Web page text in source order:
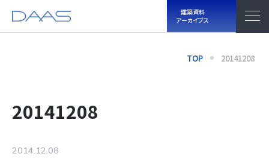
建築資料
アーカイブス
TOP 20141208
20141208
2014.12.08